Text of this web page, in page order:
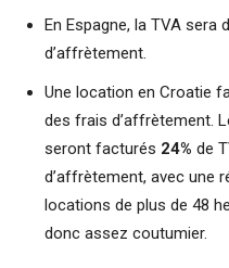
En Espagne, la TVA sera
d’affrètement.
Une location en Croatie
des frais d’affrètement.
seront facturés 24% de
d’affrètement, avec une
locations de plus de 48
donc assez coutumier.